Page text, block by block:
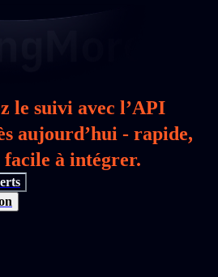
le suivi avec l’API
aujourd’hui - rapide,
à intégrer.